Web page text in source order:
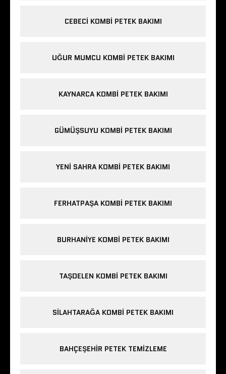
CEBECI KOMBI PETEK BAKIMI
UĞUR MUMCU KOMBI PETEK BAKIMI
KAYNARCA KOMBI PETEK BAKIMI
GÜMÜŞSUYU KOMBI PETEK BAKIMI
YENI SAHRA KOMBI PETEK BAKIMI
FERHATPAŞA KOMBI PETEK BAKIMI
BURHANIYE KOMBI PETEK BAKIMI
TAŞDELEN KOMBI PETEK BAKIMI
SILAHTARAĞA KOMBI PETEK BAKIMI
BAHÇEŞEHIR PETEK TEMIZLEME